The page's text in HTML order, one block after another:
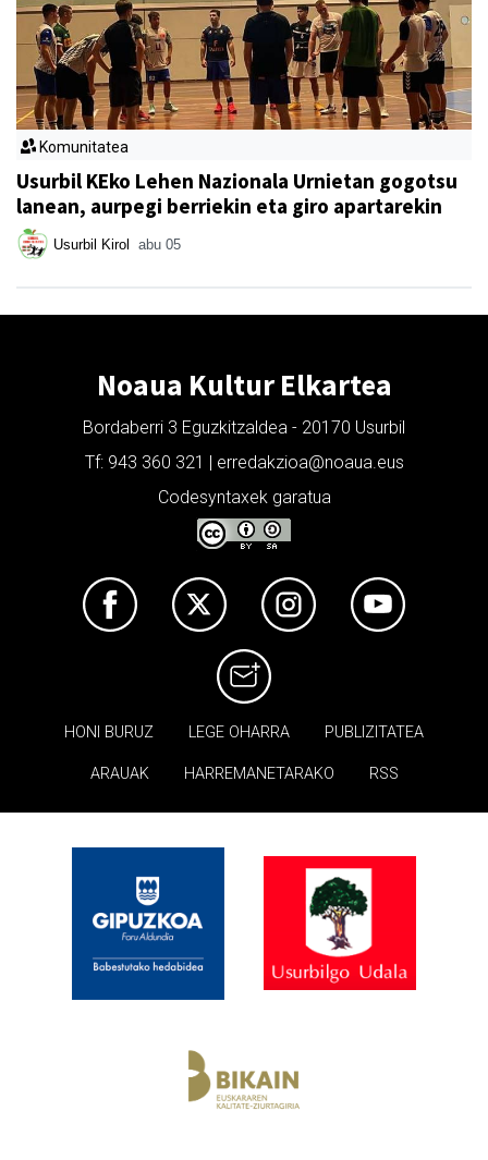
Komunitatea
Usurbil KEko Lehen Nazionala Urnietan gogotsu
lanean, aurpegi berriekin eta giro apartarekin
Usurbil Kirol abu 05
Noaua Kultur Elkartea
Bordaberri 3 Eguzkitzaldea - 20170 Usurbil
Tf: 943 360 321 | erredakzioa@noaua.eus
Codesyntaxek garatua
HONI BURUZ LEGE OHARRA PUBLIZITATEA
ARAUAK HARREMANETARAKO RSS